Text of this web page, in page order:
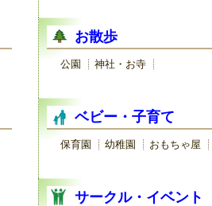
お散歩
公園 神社・お寺
ベビー・子育て
保育園 幼稚園 おもちゃ屋
サークル・イベント